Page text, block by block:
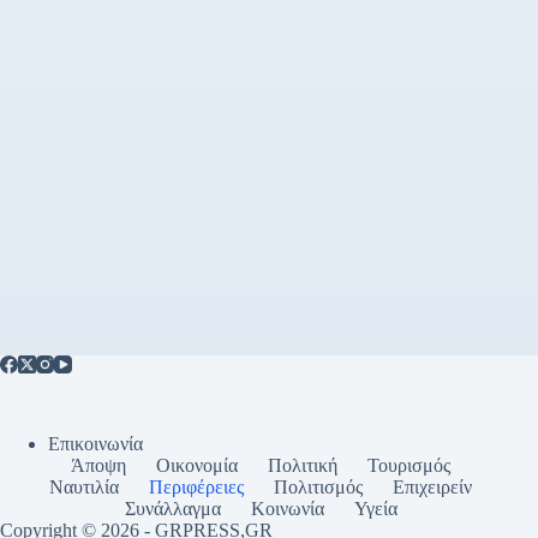
Επικοινωνία
Άποψη
Οικονομία Πολιτική
Τουρισμός
Ναυτιλία
Περιφέρειες Πολιτισμός
Επιχειρείν
Συνάλλαγμα
Κοινωνία
Υγεία
Copyright © 2026 - GRPRESS,GR